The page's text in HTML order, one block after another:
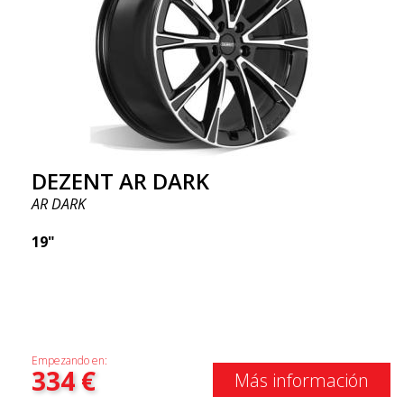
DEZENT AR DARK
AR DARK
19"
Empezando en:
334€ Más información